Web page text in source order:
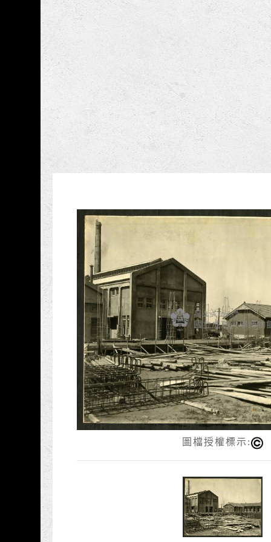
跳到主要內容國立成功大學博物館
藏品資訊
:::
圖檔授權標示: